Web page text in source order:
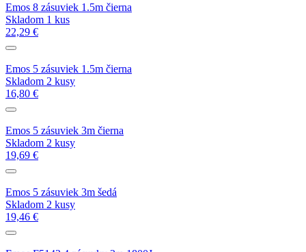
Emos 8 zásuviek 1.5m čierna
Skladom 1 kus
22,29 €
Emos 5 zásuviek 1.5m čierna
Skladom 2 kusy
16,80 €
Emos 5 zásuviek 3m čierna
Skladom 2 kusy
19,69 €
Emos 5 zásuviek 3m šedá
Skladom 2 kusy
19,46 €